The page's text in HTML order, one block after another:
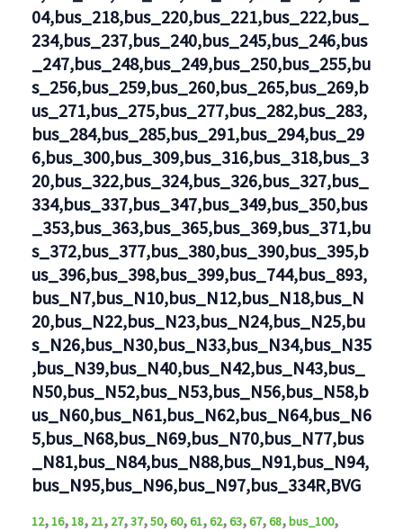
04,bus_218,bus_220,bus_221,bus_222,bus_
234,bus_237,bus_240,bus_245,bus_246,bus
_247,bus_248,bus_249,bus_250,bus_255,bu
s_256,bus_259,bus_260,bus_265,bus_269,b
us_271,bus_275,bus_277,bus_282,bus_283,
bus_284,bus_285,bus_291,bus_294,bus_29
6,bus_300,bus_309,bus_316,bus_318,bus_3
20,bus_322,bus_324,bus_326,bus_327,bus_
334,bus_337,bus_347,bus_349,bus_350,bus
_353,bus_363,bus_365,bus_369,bus_371,bu
s_372,bus_377,bus_380,bus_390,bus_395,b
us_396,bus_398,bus_399,bus_744,bus_893,
bus_N7,bus_N10,bus_N12,bus_N18,bus_N
20,bus_N22,bus_N23,bus_N24,bus_N25,bu
s_N26,bus_N30,bus_N33,bus_N34,bus_N35
,bus_N39,bus_N40,bus_N42,bus_N43,bus_
N50,bus_N52,bus_N53,bus_N56,bus_N58,b
us_N60,bus_N61,bus_N62,bus_N64,bus_N6
5,bus_N68,bus_N69,bus_N70,bus_N77,bus
_N81,bus_N84,bus_N88,bus_N91,bus_N94,
bus_N95,bus_N96,bus_N97,bus_334R,BVG
12,16,18, 21, 27,37,50,60,61,62,63,67,68, bus_100,